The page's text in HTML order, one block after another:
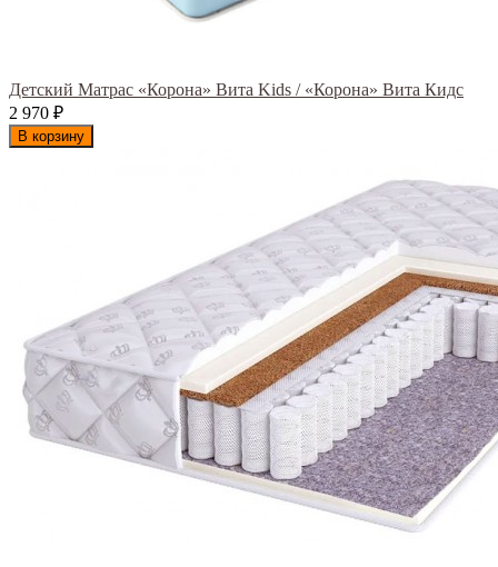
Детский Матрас «Корона» Вита Kids / «Корона» Вита Кидс
2 970 ₽
В корзину